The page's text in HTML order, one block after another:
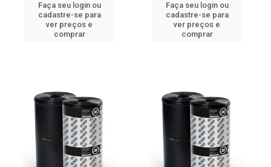
Faça seu login ou
cadastre-se para
ver preços e
comprar
Faça seu login ou
cadastre-se para
ver preços e
comprar